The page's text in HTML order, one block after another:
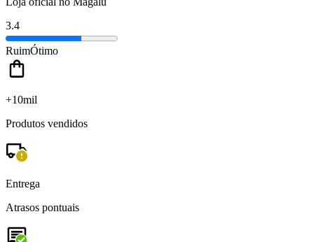
3.4
RuimÓtimo
+10mil
Produtos vendidos
Entrega
Atrasos pontuais